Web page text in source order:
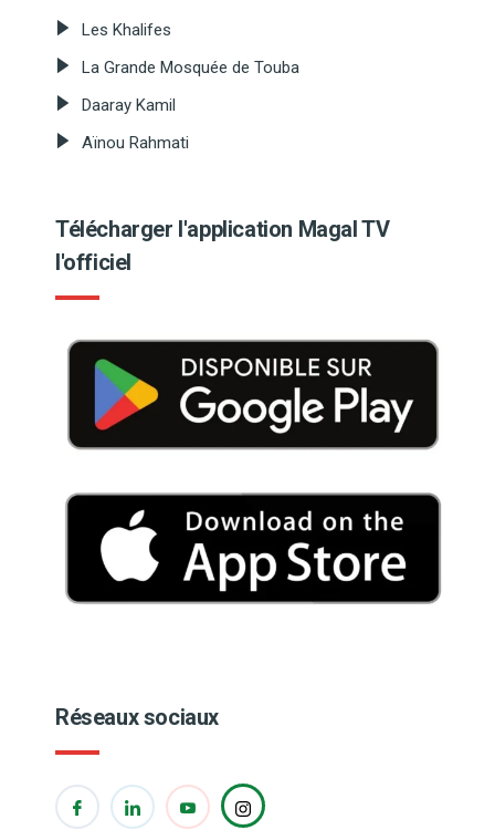
Les Khalifes
La Grande Mosquée de Touba
Daaray Kamil
Aïnou Rahmati
Télécharger l'application Magal TV
l'officiel
Réseaux sociaux